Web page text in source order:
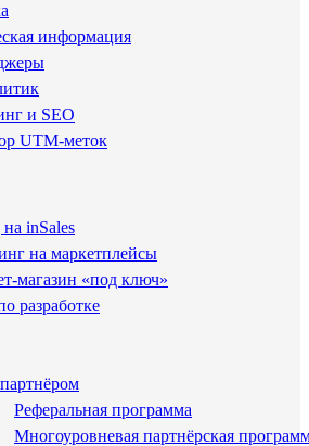
информация
и SEO
UTM-меток
inSales
на маркетплейсы
магазин «под ключ»
разработке
Реферальная программа
Многоуровневая партнёрская